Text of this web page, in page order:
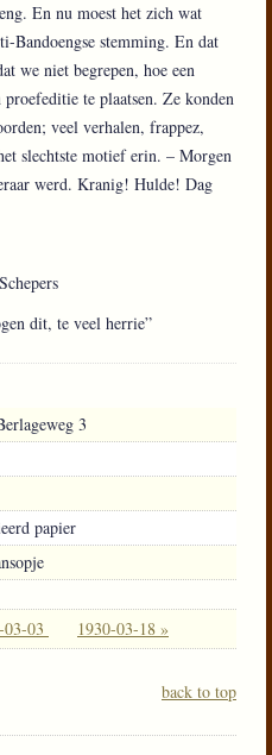
En nu moest het zich wat
Bandoengse stemming. En dat
we niet begrepen, hoe een
te plaatsen. Ze konden
veel verhalen, frappez,
slechtste motief erin. – Morgen
werd. Kranig! Hulde! Dag
dit, te veel herrie”
3
papier
03-03 1930-03-18 »
back to top